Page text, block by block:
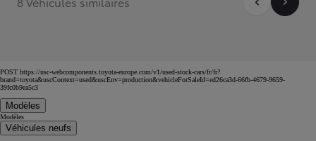
POST https://usc-webcomponents.toyota-europe.com/v1/used-stock-cars/fr/fr?
brand=toyota&uscContext=used&uscEnv=production&vehicleForSaleId=ed26ca3d-66fb-4679-9659-
39fc0b9ea5c3
Modèles
Modèles
Véhicules neufs